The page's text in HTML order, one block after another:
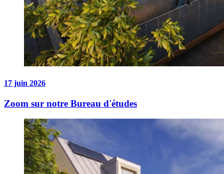
17 juin 2026
Zoom sur notre Bureau d'études